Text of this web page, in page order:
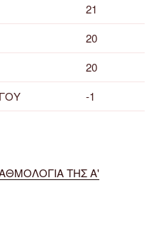
21
20
20
-1
ΤΗΣ Α'